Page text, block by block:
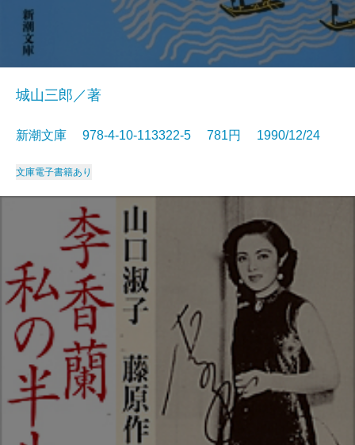
城山三郎／著
新潮文庫 978-4-10-113322-5 781円 1990/12/24
文庫電子書籍あり